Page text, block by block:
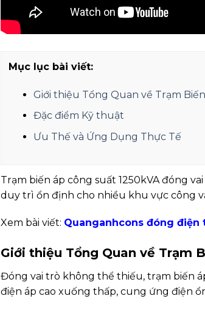
Mục lục bài viết:
Giới thiệu Tổng Quan về Trạm
Đặc điểm Kỹ thuật
Ưu Thế và Ứng Dụng Thực Tế
Trạm biến áp công suất 1250kVA đóng
duy trì ổn định cho nhiều khu vực công
Xem bài viết: Quanganhcons đóng điện
Giới thiệu Tổng Quan về Trạm
Đóng vai trò không thể thiếu, trạm biến
điện áp cao xuống thấp, cung ứng điện